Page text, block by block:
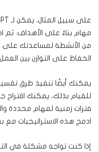
مهام بناءً على الأهداف.
من الأنشطة لمساعدتك على
الحفاظ على التوازن بين
فترات زمنية لمهام محددة
ادمج هذه الاستراتيجيات
إذا كنت تواجه مشكلة في